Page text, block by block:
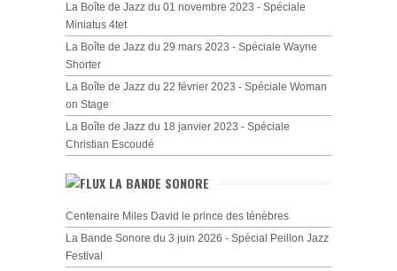
La Boîte de Jazz du 01 novembre 2023 - Spéciale
Miniatus 4tet
La Boîte de Jazz du 29 mars 2023 - Spéciale Wayne
Shorter
La Boîte de Jazz du 22 février 2023 - Spéciale Woman
on Stage
La Boîte de Jazz du 18 janvier 2023 - Spéciale
Christian Escoudé
LA BANDE SONORE
Centenaire Miles David le prince des ténèbres
La Bande Sonore du 3 juin 2026 - Spécial Peillon Jazz
Festival